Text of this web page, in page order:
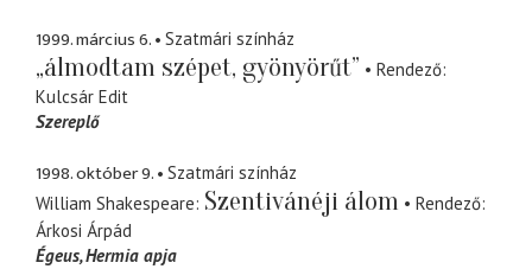
1999. március 6. Szatmári színház
„álmodtam szépet, gyönyörűt”
Rendező
Kulcsár Edit
Szereplő
1998. október 9.
Szatmári színház
William Shakespeare Szentivánéji álom
Rendező
Árkosi Árpád
Égeus Hermia apja